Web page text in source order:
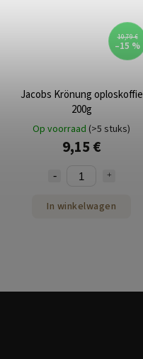
10,79 €
–15 %
Jacobs Krönung oploskoffie
200g
Op voorraad (>5 stuks)
9,15 €
In winkelwagen